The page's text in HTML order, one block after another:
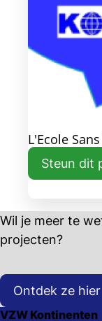
L'Ecole
Steun dit
Wil je meer te
projecten?
Ontdek ze hier
VZW Kontinenten